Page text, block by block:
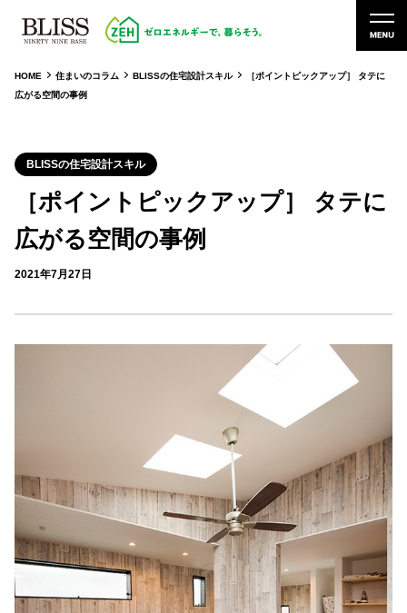
HOME 住まいのコラム BLISSの住宅設計スキル
［ポイントピックアップ］ タテに
広がる空間の事例
BLISSの住宅設計スキル
［ポイントピックアップ］ タテに
広がる空間の事例
2021年7月27日